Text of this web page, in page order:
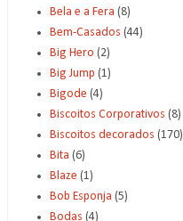
Bela e a Fera (8)
Bem-Casados (44)
Big Hero (2)
Big Jump (1)
Bigode (4)
Biscoitos Corporativos (8)
Biscoitos decorados (170)
Bita (6)
Blaze (1)
Bob Esponja (5)
Bodas (4)